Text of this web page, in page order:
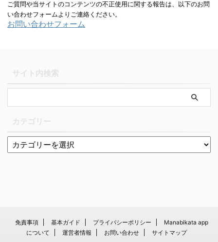
ご質問や当サイトのコンテンツの不正使用に関する報告は、以下のお問
い合わせフォームよりご連絡ください。
お問い合わせフォーム
免責事項 基本ガイド プライバシーポリシー
Manabikata app
について
運営者情報 お問い合わせ サイトマップ